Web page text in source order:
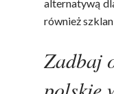
alternatywą
również
Zadbaj